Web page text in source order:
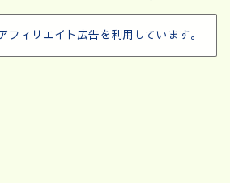
フィリエイト広告を利用しています。